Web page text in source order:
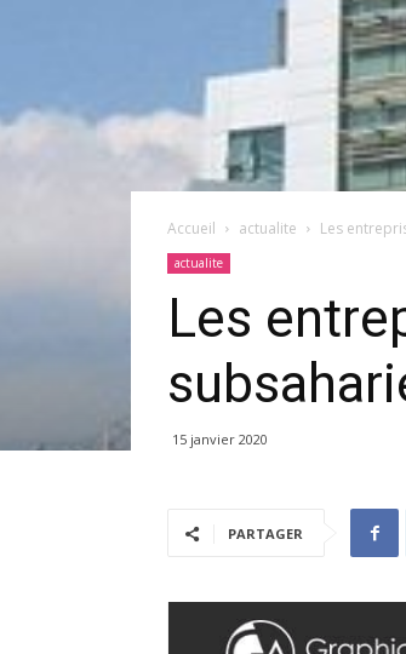
Accueil actualite Les
actualite
Les
15 janvier 2020
PARTAGER